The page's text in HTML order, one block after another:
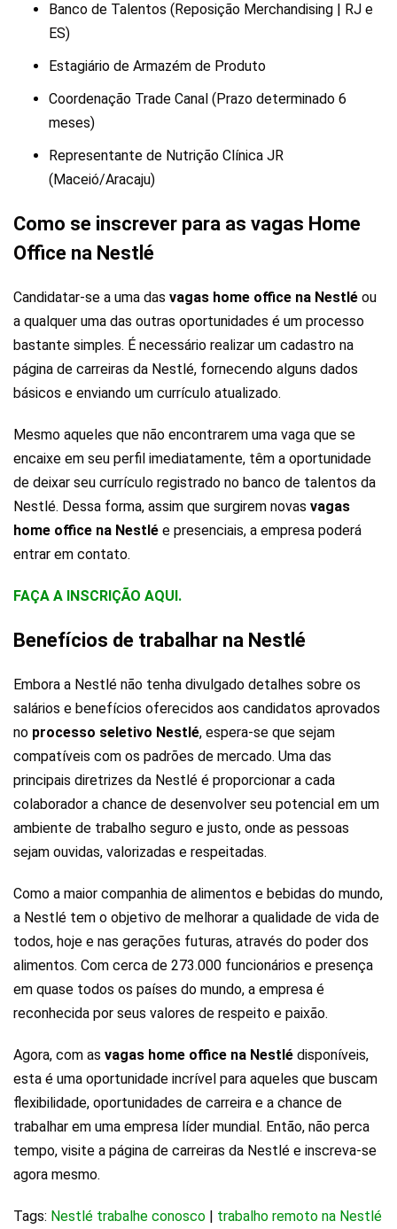
Banco de Talentos (Reposição Merchandising | RJ e
ES)
Estagiário de Armazém de Produto
Coordenação Trade Canal (Prazo determinado 6
meses)
Representante de Nutrição Clínica JR
(Maceió/Aracaju)
Como se inscrever para as vagas Home
Office na Nestlé
Candidatar-se a uma das vagas home office na Nestlé ou
a qualquer uma das outras oportunidades é um processo
bastante simples. É necessário realizar um cadastro na
página de carreiras da Nestlé, fornecendo alguns dados
básicos e enviando um currículo atualizado.
Mesmo aqueles que não encontrarem uma vaga que se
encaixe em seu perfil imediatamente, têm a oportunidade
de deixar seu currículo registrado no banco de talentos da
Nestlé. Dessa forma, assim que surgirem novas vagas
home office na Nestlé e presenciais, a empresa poderá
entrar em contato.
FAÇA A INSCRIÇÃO AQUI.
Benefícios de trabalhar na Nestlé
Embora a Nestlé não tenha divulgado detalhes sobre os
salários e benefícios oferecidos aos candidatos aprovados
no processo seletivo Nestlé, espera-se que sejam
compatíveis com os padrões de mercado. Uma das
principais diretrizes da Nestlé é proporcionar a cada
colaborador a chance de desenvolver seu potencial em um
ambiente de trabalho seguro e justo, onde as pessoas
sejam ouvidas, valorizadas e respeitadas.
Como a maior companhia de alimentos e bebidas do mundo,
a Nestlé tem o objetivo de melhorar a qualidade de vida de
todos, hoje e nas gerações futuras, através do poder dos
alimentos. Com cerca de 273.000 funcionários e presença
em quase todos os países do mundo, a empresa é
reconhecida por seus valores de respeito e paixão.
Agora, com as vagas home office na Nestlé disponíveis,
esta é uma oportunidade incrível para aqueles que buscam
flexibilidade, oportunidades de carreira e a chance de
trabalhar em uma empresa líder mundial. Então, não perca
tempo, visite a página de carreiras da Nestlé e inscreva-se
agora mesmo.
Tags: Nestlé trabalhe conosco
trabalho remoto na Nestlé